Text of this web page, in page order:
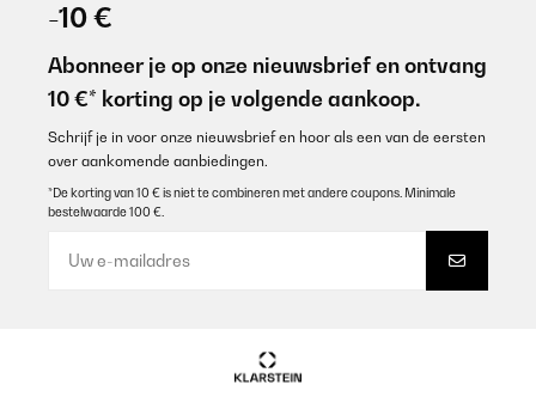
-10 €
Abonneer je op onze nieuwsbrief en ontvang
10 €* korting op je volgende aankoop.
Schrijf je in voor onze nieuwsbrief en hoor als een van de eersten
over aankomende aanbiedingen.
*De korting van 10 € is niet te combineren met andere coupons. Minimale
bestelwaarde 100 €.